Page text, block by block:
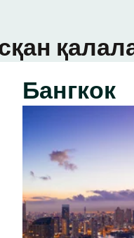
Бангкок